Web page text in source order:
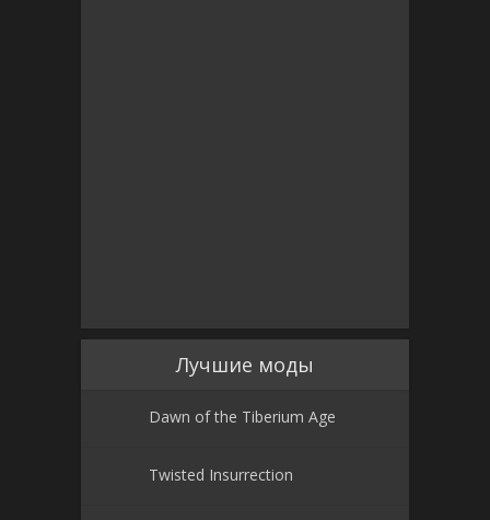
Лучшие моды
Dawn of the Tiberium Age
Twisted Insurrection